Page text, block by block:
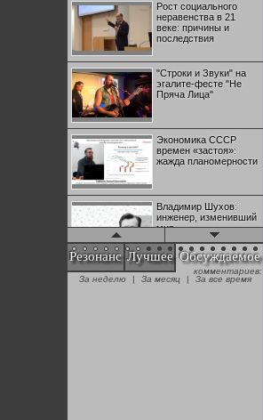
Рост социального
неравенства в 21
веке: причины и
последствия
"Строки и Звуки" на
эгалите-фесте "Не
Пряча Лица"
Экономика СССР
времен «застоя»:
жажда планомерности
Владимир Шухов:
инженер, изменивший
мир
"Аркадий Коц" на
эгалите-фесте "Не
Резонанс Лучшее Обсуждаемое
комментариев:
За неделю
| За месяц | За все время